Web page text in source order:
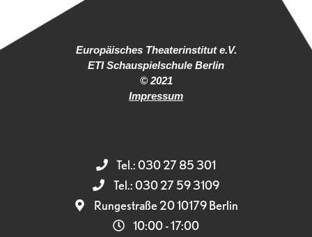
Europäisches Theaterinstitut e.V.
ETI Schauspielschule Berlin
© 2021
Impressum
Tel.: 030 27 85 301
Tel.: 030 27 59 3109
Rungestraße 20 10179 Berlin
10:00 - 17:00